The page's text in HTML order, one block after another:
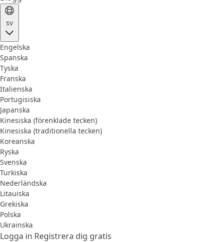
sv
Engelska
Spanska
Tyska
Franska
Italienska
Portugisiska
Japanska
Kinesiska (förenklade tecken)
Kinesiska (traditionella tecken)
Koreanska
Ryska
Svenska
Turkiska
Nederländska
Litauiska
Grekiska
Polska
Ukrainska
Logga in Registrera dig gratis